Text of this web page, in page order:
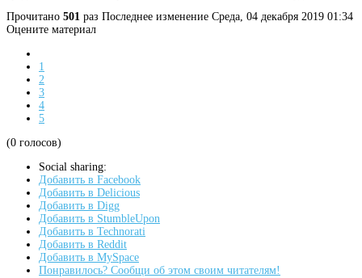
Прочитано 501 раз Последнее изменение Среда, 04 декабря 2019 01:34
Оцените материал
1
2
3
4
5
(0 голосов)
Social sharing:
Добавить в Facebook
Добавить в Delicious
Добавить в Digg
Добавить в StumbleUpon
Добавить в Technorati
Добавить в Reddit
Добавить в MySpace
Понравилось? Сообщи об этом своим читателям!